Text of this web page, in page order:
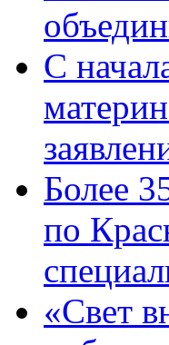
С
Более
по
«Свет